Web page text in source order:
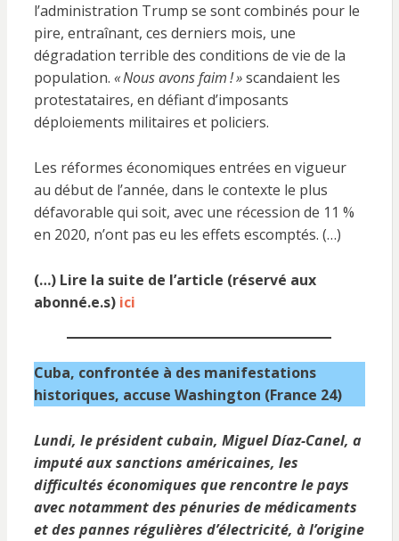
l’administration Trump se sont combinés pour le
pire, entraînant, ces derniers mois, une
dégradation terrible des conditions de vie de la
population. « Nous avons faim ! »scandaient les
protestataires, en défiant d’imposants
déploiements militaires et policiers.
Les réformes économiques entrées en ­vigueur
au début de l’année, dans le contexte le plus
défavorable qui soit, avec une ­récession de 11 %
en 2020, n’ont pas eu les effets escomptés. (…)
(…) Lire la suite de l’article (réservé aux
abonné.e.s) ici
Cuba, confrontée à des manifestations
historiques, accuse Washington (France 24)
Lundi, le président cubain, Miguel Díaz-Canel, a
imputé aux sanctions américaines, les
difficultés économiques que rencontre le pays
avec notamment des pénuries de médicaments
et des pannes régulières d’électricité, à l’origine